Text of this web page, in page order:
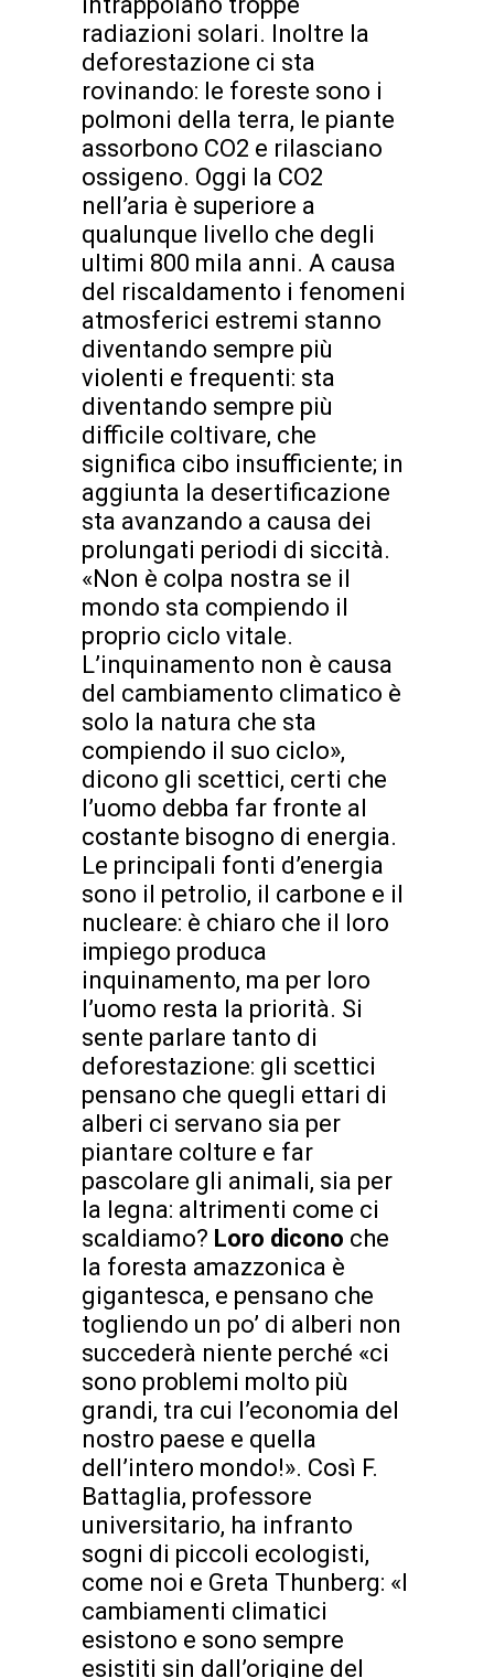
radiazioni solari. Inoltre la
deforestazione ci sta
rovinando: le foreste sono i
polmoni della terra, le piante
assorbono CO2 e rilasciano
ossigeno. Oggi la CO2
nell’aria è superiore a
qualunque livello che degli
ultimi 800 mila anni. A causa
del riscaldamento i fenomeni
atmosferici estremi stanno
diventando sempre più
violenti e frequenti: sta
diventando sempre più
difficile coltivare, che
significa cibo insufficiente; in
aggiunta la desertificazione
sta avanzando a causa dei
prolungati periodi di siccità.
«Non è colpa nostra se il
mondo sta compiendo il
proprio ciclo vitale.
L’inquinamento non è causa
del cambiamento climatico è
solo la natura che sta
compiendo il suo ciclo»,
dicono gli scettici, certi che
l’uomo debba far fronte al
costante bisogno di energia.
Le principali fonti d’energia
sono il petrolio, il carbone e il
nucleare: è chiaro che il loro
impiego produca
inquinamento, ma per loro
l’uomo resta la priorità. Si
sente parlare tanto di
deforestazione: gli scettici
pensano che quegli ettari di
alberi ci servano sia per
piantare colture e far
pascolare gli animali, sia per
la legna: altrimenti come ci
scaldiamo? Loro dicono che
la foresta amazzonica è
gigantesca, e pensano che
togliendo un po’ di alberi non
succederà niente perché «ci
sono problemi molto più
grandi, tra cui l’economia del
nostro paese e quella
dell’intero mondo!». Così F.
Battaglia, professore
universitario, ha infranto
sogni di piccoli ecologisti,
come noi e Greta Thunberg: «I
cambiamenti climatici
esistono e sono sempre
esistiti sin dall’origine del